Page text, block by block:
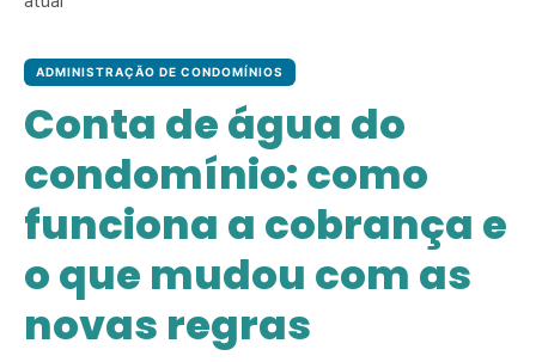
ADMINISTRAÇÃO DE CONDOMÍNIOS
Conta de água do
condomínio: como
funciona a cobrança e
o que mudou com as
novas regras